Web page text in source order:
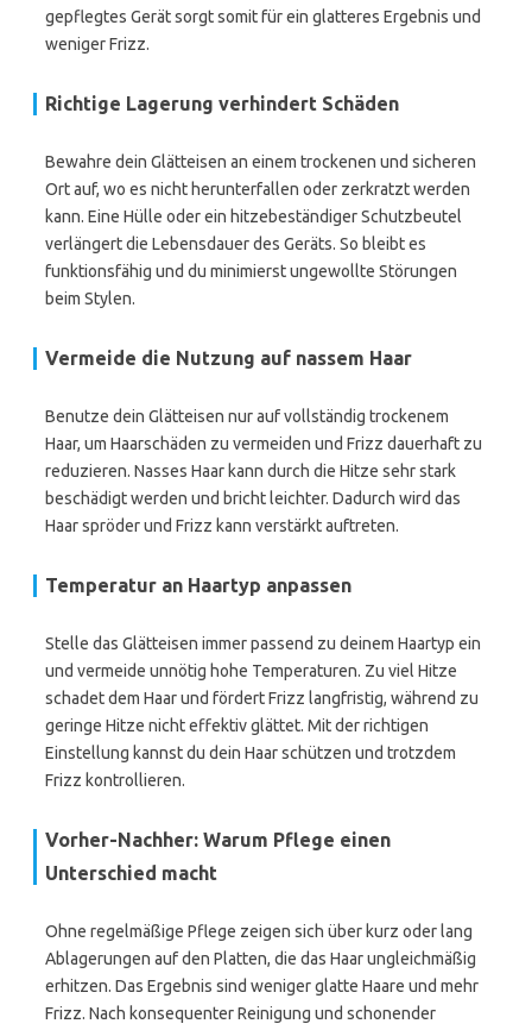
gepflegtes Gerät sorgt somit für ein glatteres Ergebnis und
weniger Frizz.
Richtige Lagerung verhindert Schäden
Bewahre dein Glätteisen an einem trockenen und sicheren
Ort auf, wo es nicht herunterfallen oder zerkratzt werden
kann. Eine Hülle oder ein hitzebeständiger Schutzbeutel
verlängert die Lebensdauer des Geräts. So bleibt es
funktionsfähig und du minimierst ungewollte Störungen
beim Stylen.
Vermeide die Nutzung auf nassem Haar
Benutze dein Glätteisen nur auf vollständig trockenem
Haar, um Haarschäden zu vermeiden und Frizz dauerhaft zu
reduzieren. Nasses Haar kann durch die Hitze sehr stark
beschädigt werden und bricht leichter. Dadurch wird das
Haar spröder und Frizz kann verstärkt auftreten.
Temperatur an Haartyp anpassen
Stelle das Glätteisen immer passend zu deinem Haartyp ein
und vermeide unnötig hohe Temperaturen. Zu viel Hitze
schadet dem Haar und fördert Frizz langfristig, während zu
geringe Hitze nicht effektiv glättet. Mit der richtigen
Einstellung kannst du dein Haar schützen und trotzdem
Frizz kontrollieren.
Vorher-Nachher: Warum Pflege einen
Unterschied macht
Ohne regelmäßige Pflege zeigen sich über kurz oder lang
Ablagerungen auf den Platten, die das Haar ungleichmäßig
erhitzen. Das Ergebnis sind weniger glatte Haare und mehr
Frizz. Nach konsequenter Reinigung und schonender